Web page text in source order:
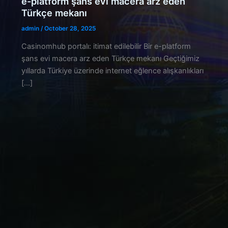
Türkçe mekanı
admin /October 28, 2025
Casinomhub portalı: itimat edilebilir Bir e-platform
şans evi macera arz eden Türkçe mekanı Geçtiğimiz
yıllarda Türkiye üzerinde internet eğlence alışkanlıkları
[…]